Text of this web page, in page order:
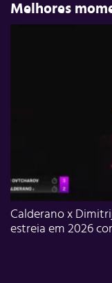
Melhores
Calderano x
estreia em 2026